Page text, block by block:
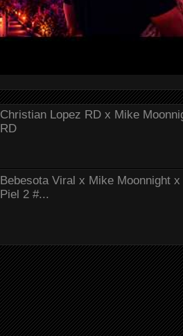
Christian Lopez RD x Mike
RD
Bebesota Viral x Mike Moonnight
Piel 2 #...